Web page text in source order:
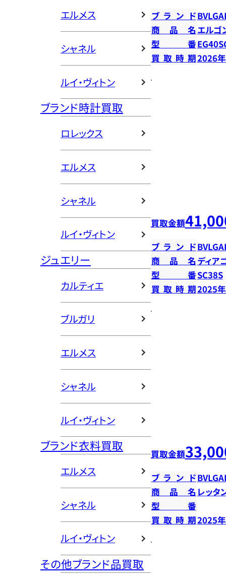
エルメス
シャネル
ルイ・ヴィトン
ブランド時計買取
ロレックス
エルメス
シャネル
ルイ・ヴィトン
ジュエリー
カルティエ
ブルガリ
エルメス
シャネル
ルイ・ヴィトン
ブランド衣料買取
エルメス
シャネル
ルイ・ヴィトン
その他ブランド品買取
ブランド
商品名 エルゴ
型番
買取時期2026
買取金額
ブランド
商品名 ディア
型番SC38S
買取時期2025
買取金額
ブランド
商品名 レッタ
型番
買取時期2025